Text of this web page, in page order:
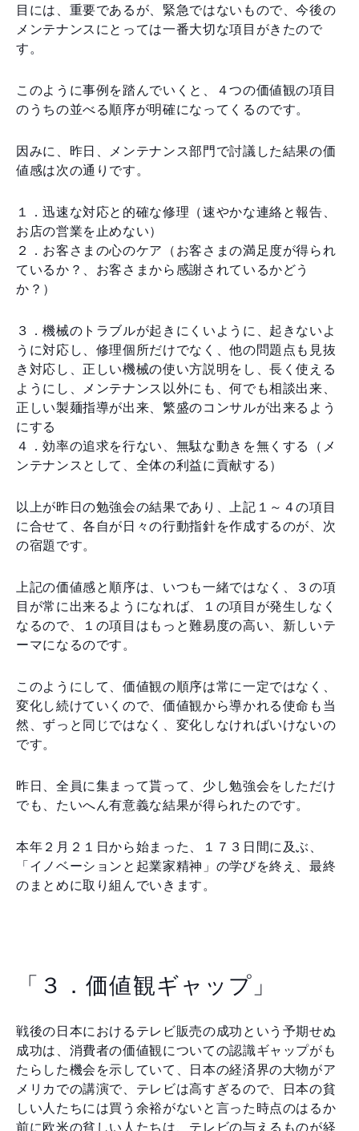
目には、重要であるが、緊急ではないもので、今後の
メンテナンスにとっては一番大切な項目がきたので
す。
このように事例を踏んでいくと、４つの価値観の項目
のうちの並べる順序が明確になってくるのです。
因みに、昨日、メンテナンス部門で討議した結果の価
値感は次の通りです。
１．迅速な対応と的確な修理（速やかな連絡と報告、
お店の営業を止めない）
２．お客さまの心のケア（お客さまの満足度が得られ
ているか？、お客さまから感謝されているかどう
か？）
３．機械のトラブルが起きにくいように、起きないよ
うに対応し、修理個所だけでなく、他の問題点も見抜
き対応し、正しい機械の使い方説明をし、長く使える
ようにし、メンテナンス以外にも、何でも相談出来、
正しい製麺指導が出来、繁盛のコンサルが出来るよう
にする
４．効率の追求を行ない、無駄な動きを無くする（メ
ンテナンスとして、全体の利益に貢献する）
以上が昨日の勉強会の結果であり、上記１～４の項目
に合せて、各自が日々の行動指針を作成するのが、次
の宿題です。
上記の価値感と順序は、いつも一緒ではなく、３の項
目が常に出来るようになれば、１の項目が発生しなく
なるので、１の項目はもっと難易度の高い、新しいテ
ーマになるのです。
このようにして、価値観の順序は常に一定ではなく、
変化し続けていくので、価値観から導かれる使命も当
然、ずっと同じではなく、変化しなければいけないの
です。
昨日、全員に集まって貰って、少し勉強会をしただけ
でも、たいへん有意義な結果が得られたのです。
本年２月２１日から始まった、１７３日間に及ぶ、
「イノベーションと起業家精神」の学びを終え、最終
のまとめに取り組んでいきます。
「３．価値観ギャップ」
戦後の日本におけるテレビ販売の成功という予期せぬ
成功は、消費者の価値観についての認識ギャップがも
たらした機会を示していて、日本の経済界の大物がア
メリカでの講演で、テレビは高すぎるので、日本の貧
しい人たちには買う余裕がないと言った時点のはるか
前に欧米の貧しい人たちは、テレビの与えるものが経